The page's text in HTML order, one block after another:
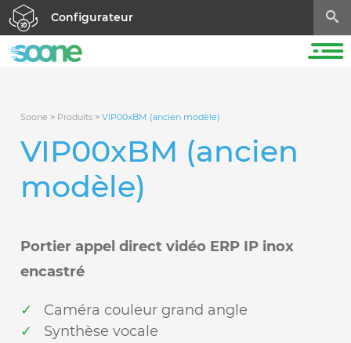
Configurateur
Soone > Produits >VIP00xBM (ancien modèle)
VIP00xBM (ancien
modèle)
Portier appel direct vidéo ERP IP inox
encastré
Caméra couleur grand angle
Synthèse vocale